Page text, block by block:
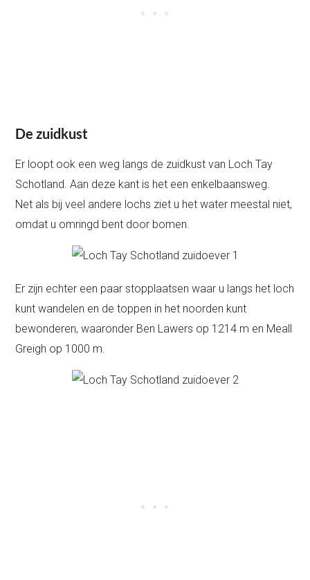
De zuidkust
Er loopt ook een weg langs de zuidkust van Loch Tay
Schotland. Aan deze kant is het een enkelbaansweg.
Net als bij veel andere lochs ziet u het water meestal niet,
omdat u omringd bent door bomen.
Er zijn echter een paar stopplaatsen waar u langs het loch
kunt wandelen en de toppen in het noorden kunt
bewonderen, waaronder Ben Lawers op 1214 m en Meall
Greigh op 1000 m.